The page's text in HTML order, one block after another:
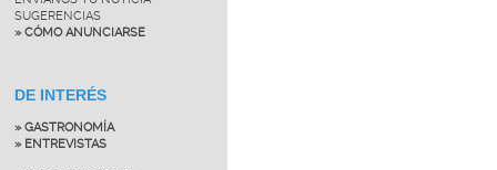
SUGERENCIAS
» CÓMO ANUNCIARSE
DE INTERÉS
» GASTRONOMÍA
» ENTREVISTAS